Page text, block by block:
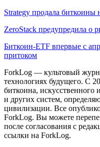
Strategy продала
ZeroStack предупредила о
Биткоин-ETF впервые с
притоком
ForkLog — культовый
технологиях будущего. С
биткоина, искусственного
и других систем,
цивилизации. Все
ForkLog. Вы можете
после согласования с
ссылки на ForkLog.